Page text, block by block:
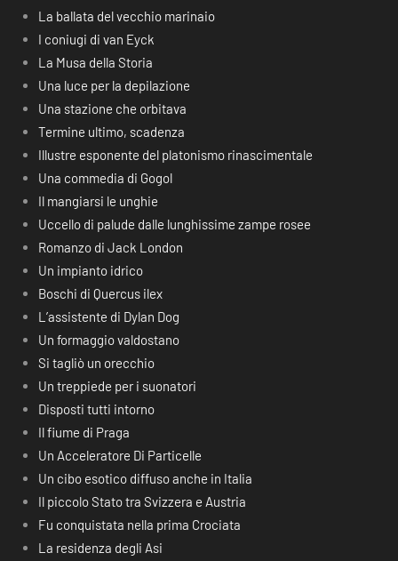
La ballata del vecchio marinaio
I coniugi di van Eyck
La Musa della Storia
Una luce per la depilazione
Una stazione che orbitava
Termine ultimo, scadenza
Illustre esponente del platonismo rinascimentale
Una commedia di Gogol
Il mangiarsi le unghie
Uccello di palude dalle lunghissime zampe rosee
Romanzo di Jack London
Un impianto idrico
Boschi di Quercus ilex
L’assistente di Dylan Dog
Un formaggio valdostano
Si tagliò un orecchio
Un treppiede per i suonatori
Disposti tutti intorno
Il fiume di Praga
Un Acceleratore Di Particelle
Un cibo esotico diffuso anche in Italia
Il piccolo Stato tra Svizzera e Austria
Fu conquistata nella prima Crociata
La residenza degli Asi